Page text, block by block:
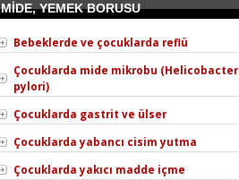
MİDE, YEMEK BORUSU
Bebeklerde ve çocuklarda reflü
Çocuklarda mide mikrobu (Helicobacter
pylori)
Çocuklarda gastrit ve ülser
Çocuklarda yabancı cisim yutma
Çocuklarda yakıcı madde içme